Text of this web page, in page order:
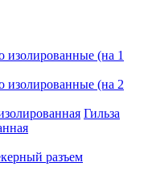
изолированные (на 1
изолированные (на 2
Гильза
разъем